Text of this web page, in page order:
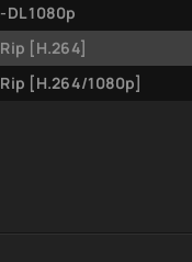
1080p
[H.264]
[H.264/1080p]